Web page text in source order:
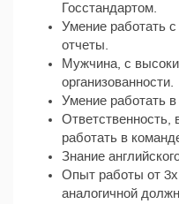
Госстандартом.
Умение работать
отчеты.
Мужчина, с
организованности.
Умение работать
Ответственность,
работать в
Знание
Опыт работы от
аналогичной